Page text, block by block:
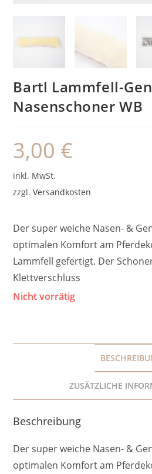
Bartl Lammfell-
Nasenschoner WB
3,00 €
inkl. MwSt.
zzgl.Versandkosten
Der super weiche Nasen- &
optimalen Komfort am
Lammfell gefertigt. Der
Klettverschluss
Nicht vorrätig
ZUSÄTZLICHE
Beschreibung
Der super weiche Nasen- &
optimalen Komfort am